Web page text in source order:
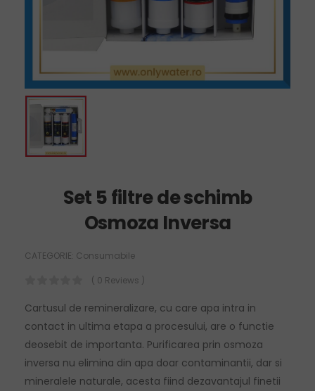
Set 5 filtre de schimb
Osmoza Inversa
CATEGORIE: Consumabile
( 0 Reviews )
Cartusul de remineralizare, cu care apa intra in
contact in ultima etapa a procesului, are o functie
deosebit de importanta. Purificarea prin osmoza
inversa nu elimina din apa doar contaminantii, dar si
mineralele naturale, acesta fiind dezavantajul finetii